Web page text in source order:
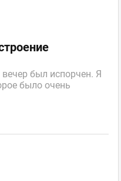
был испорчен. Я
было очень